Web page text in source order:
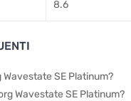
8.6
Wavestate SE Platinum?
Wavestate SE Platinum?